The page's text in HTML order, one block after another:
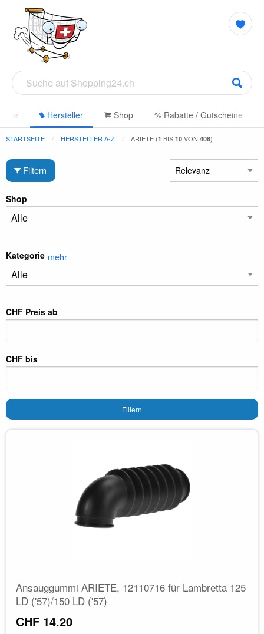
Hersteller Shop % Rabatte / Gutscheine
STARTSEITE HERSTELLER A-Z ARIETE (1 BIS 10 VON 408)
Filtern
Shop
Kategorie mehr
CHF Preis ab
CHF bis
Filtern
Ansauggummi ARIETE, 12110716 für Lambretta 125
LD ('57)/150 LD ('57)
CHF 14.20